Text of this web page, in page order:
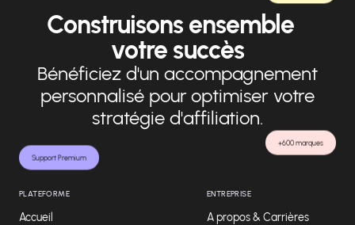
Support Premium
+600 marques
Construisons ensemble
votre succès
Bénéficiez d'un accompagnement
personnalisé pour optimiser votre
stratégie d'affiliation.
PLATEFORME
Accueil
ENTREPRISE
A propos & Carrières